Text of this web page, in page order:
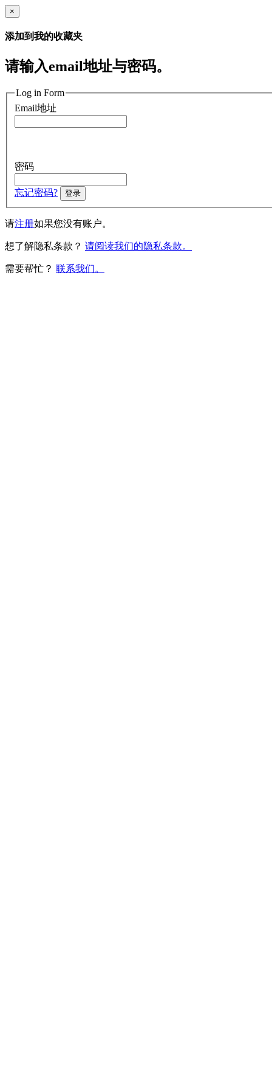
×
添加到我的收藏夹
请输入email地址与密码。
Log in Form
Email地址
密码
忘记密码? 登录
请注册如果您没有账户。
想了解隐私条款？ 请阅读我们的隐私条款。
需要帮忙？ 联系我们。